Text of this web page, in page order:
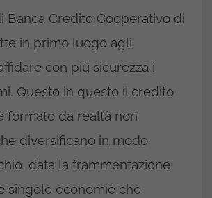
Banca Credito Cooperativo di
in primo luogo agli
con più sicurezza i
Questo in questo il credito
formato da realtà non
diversificano in modo
data la frammentazione
singole economie che